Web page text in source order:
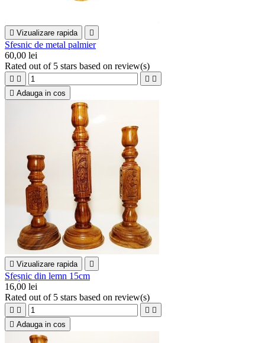
 Vizualizare rapida 
Sfesnic de metal palmier
60,00 lei
Rated out of 5 stars based on review(s)
   
 Adauga in cos
 Vizualizare rapida 
Sfeșnic din lemn 15cm
16,00 lei
Rated out of 5 stars based on review(s)
   
 Adauga in cos